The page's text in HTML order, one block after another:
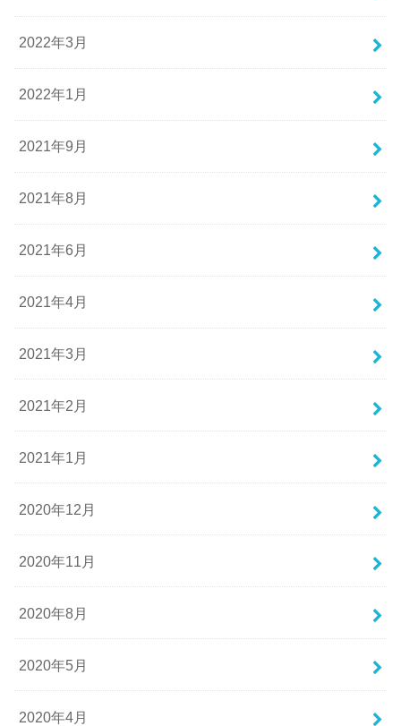
2022年3月
2022年1月
2021年9月
2021年8月
2021年6月
2021年4月
2021年3月
2021年2月
2021年1月
2020年12月
2020年11月
2020年8月
2020年5月
2020年4月